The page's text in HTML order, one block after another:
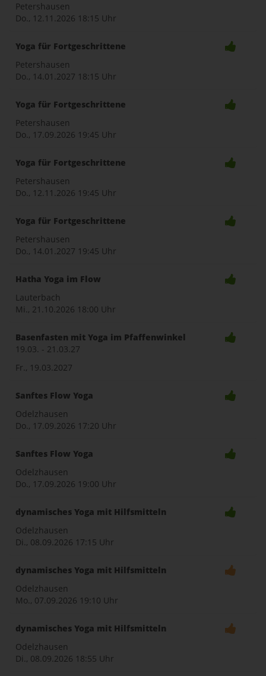
Petershausen
Do., 12.11.2026 18:15 Uhr
Yoga für Fortgeschrittene
Petershausen
Do., 14.01.2027 18:15 Uhr
Yoga für Fortgeschrittene
Petershausen
Do., 17.09.2026 19:45 Uhr
Yoga für Fortgeschrittene
Petershausen
Do., 12.11.2026 19:45 Uhr
Yoga für Fortgeschrittene
Petershausen
Do., 14.01.2027 19:45 Uhr
Hatha Yoga im Flow
Lauterbach
Mi., 21.10.2026 18:00 Uhr
Basenfasten mit Yoga im Pfaffenwinkel
19.03. - 21.03.27
Fr., 19.03.2027
Sanftes Flow Yoga
Odelzhausen
Do., 17.09.2026 17:20 Uhr
Sanftes Flow Yoga
Odelzhausen
Do., 17.09.2026 19:00 Uhr
dynamisches Yoga mit Hilfsmitteln
Odelzhausen
Di., 08.09.2026 17:15 Uhr
dynamisches Yoga mit Hilfsmitteln
Odelzhausen
Mo., 07.09.2026 19:10 Uhr
dynamisches Yoga mit Hilfsmitteln
Odelzhausen
Di., 08.09.2026 18:55 Uhr